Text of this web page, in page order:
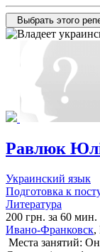
Выбрать этого
Равлюк
Украинский язык
Подготовка к
Литература
200 грн. за 60 мин.
Ивано-Франковск,
Места занятий: